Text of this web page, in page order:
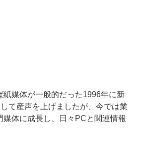
媒体が一般的だった1996年に新
て産声を上げましたが、今では業
体に成長し、日々PCと関連情報